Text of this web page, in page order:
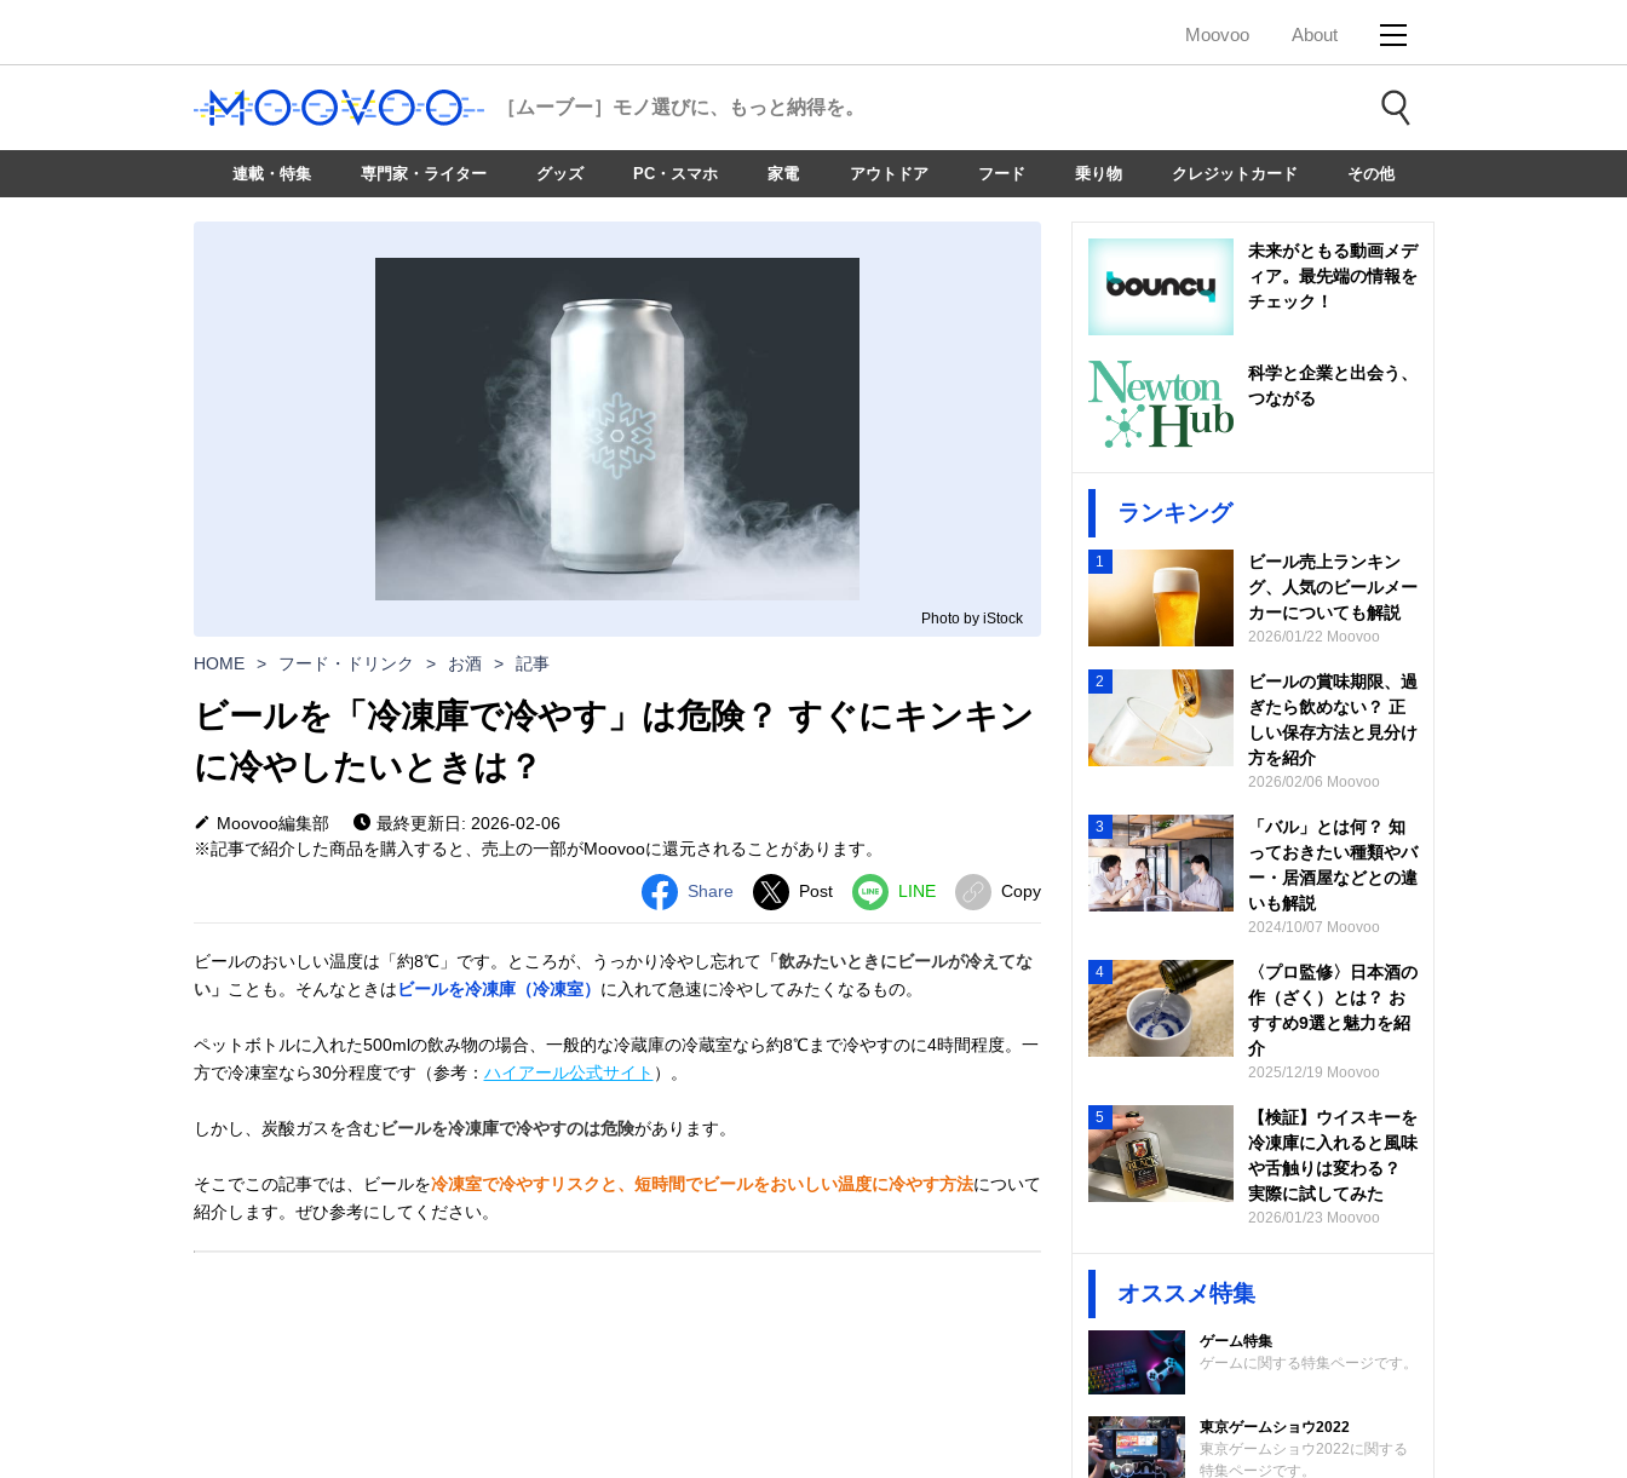
Moovoo About
［ムーブー］ モノ選びに、もっと納得を。
連載・特集 専門家・ライター グッズ PC・スマホ 家電 アウトドア フード 乗り物 クレジットカード その他
Photo by iStock
HOME > フード・ドリンク > お酒 > 記事
ビールを「冷凍庫で冷やす」は危険？ すぐにキンキン
に冷やしたいときは？
Moovoo編集部
最終更新日: 2026-02-06
※記事で紹介した商品を購入すると、売上の一部がMoovooに還元されることがあります。
Share Post LINE Copy
ビールのおいしい温度は「約8℃」です。ところが、うっかり冷やし忘れて 「飲みたいときにビールが冷えてな
い」 ことも。そんなときはビールを冷凍庫（冷凍室） に入れて急速に冷やしてみたくなるもの。
ペットボトルに入れた500mlの飲み物の場合、一般的な冷蔵庫の冷蔵室なら約8℃まで冷やすのに4時間程度。一
方で冷凍室なら30分程度です（参考： ハイアール公式サイト ）。
しかし、炭酸ガスを含むビールを冷凍庫で冷やすのは危険があります。
そこでこの記事では、ビールを冷凍室で冷やすリスクと、短時間でビールをおいしい温度に冷やす方法について
紹介します。ぜひ参考にしてください。
未来がともる動画メデ
ィア。最先端の情報を
チェック！
科学と企業と出会う、
つながる
ランキング
1
ビール売上ランキン
グ、人気のビールメー
カーについても解説
2026/01/22 Moovoo
2
ビールの賞味期限、過
ぎたら飲めない？ 正
しい保存方法と見分け
方を紹介
2026/02/06 Moovoo
3
「バル」とは何？ 知
っておきたい種類やバ
ー・居酒屋などとの違
いも解説
2024/10/07 Moovoo
4
〈プロ監修〉日本酒の
作（ざく）とは？ お
すすめ9選と魅力を紹
介
2025/12/19 Moovoo
5
【検証】ウイスキーを
冷凍庫に入れると風味
や舌触りは変わる？
実際に試してみた
2026/01/23 Moovoo
オススメ特集
ゲーム特集
ゲームに関する特集ページです。
東京ゲームショウ2022
東京ゲームショウ2022に関する
特集ページです。